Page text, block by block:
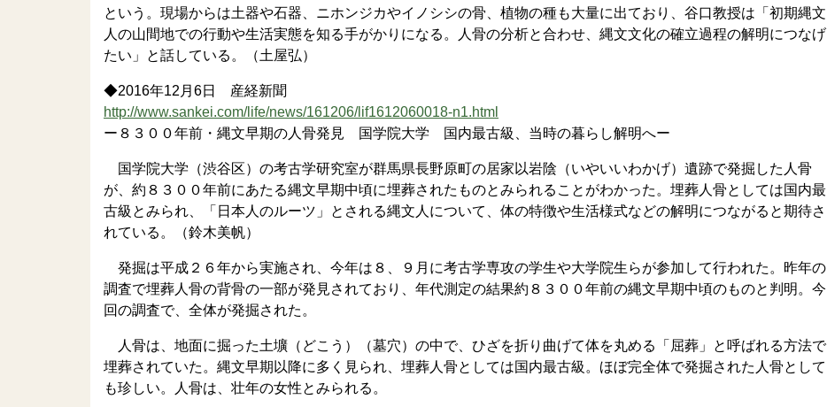
という。現場からは土器や石器、ニホンジカやイノシシの骨、植物の種も大量に出ており、谷口教授は「初期縄文
人の山間地での行動や生活実態を知る手がかりになる。人骨の分析と合わせ、縄文文化の確立過程の解明につなげ
たい」と話している。（土屋弘）
◆2016年12月6日 産経新聞
http://www.sankei.com/life/news/161206/lif1612060018-n1.html
ー８３００年前・縄文早期の人骨発見 国学院大学 国内最古級、当時の暮らし解明へー
国学院大学（渋谷区）の考古学研究室が群馬県長野原町の居家以岩陰（いやいいわかげ）遺跡で発掘した人骨
が、約８３００年前にあたる縄文早期中頃に埋葬されたものとみられることがわかった。埋葬人骨としては国内最
古級とみられ、「日本人のルーツ」とされる縄文人について、体の特徴や生活様式などの解明につながると期待さ
れている。（鈴木美帆）
発掘は平成２６年から実施され、今年は８、９月に考古学専攻の学生や大学院生らが参加して行われた。昨年の
調査で埋葬人骨の背骨の一部が発見されており、年代測定の結果約８３００年前の縄文早期中頃のものと判明。今
回の調査で、全体が発掘された。
人骨は、地面に掘った土壙（どこう）（墓穴）の中で、ひざを折り曲げて体を丸める「屈葬」と呼ばれる方法で
埋葬されていた。縄文早期以降に多く見られ、埋葬人骨としては国内最古級。ほぼ完全体で発掘された人骨として
も珍しい。人骨は、壮年の女性とみられる。